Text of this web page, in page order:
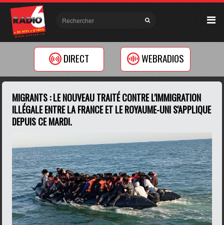
DIRECT WEBRADIOS
MIGRANTS : LE NOUVEAU TRAITÉ CONTRE L'IMMIGRATION
ILLÉGALE ENTRE LA FRANCE ET LE ROYAUME-UNI S'APPLIQUE
DEPUIS CE MARDI.